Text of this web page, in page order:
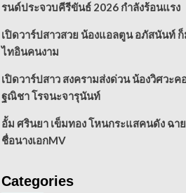
รนด์ประจวบคีรีขันธ์ 2026 กำลังร้อนแรง
เปิดวาร์ปสาวสวย น้องแอลตูน อภัสนันท์
ไทอินคนงาม
เปิดวาร์ปสาว สงครามส่งด่วน น้องวิศวะค
ฐณิชา โรจนะจารุนันท์
อั้ม ศรินยา เข็มทอง โหนกระแสคนดัง ฉา
ชื่อนางเอกMV
Categories